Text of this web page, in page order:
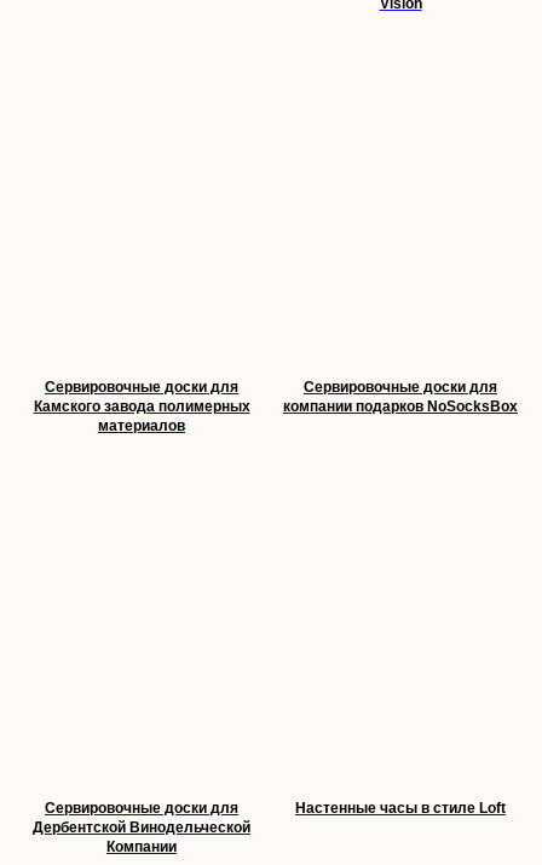
Vision
Сервировочные доски для
Камского завода полимерных
материалов
Сервировочные доски для
компании подарков NoSocksBox
Сервировочные доски для
Дербентской Винодельческой
Компании
Настенные часы в стиле Loft